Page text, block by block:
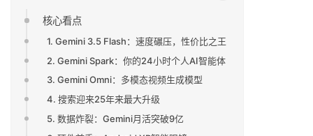
核心看点
1. Gemini 3.5 Flash：速度碾压，性价比之王
2. Gemini Spark：你的24小时个人AI智能体
3. Gemini Omni：多模态视频生成模型
4. 搜索迎来25年来最大升级
5. 数据炸裂：Gemini月活突破9亿